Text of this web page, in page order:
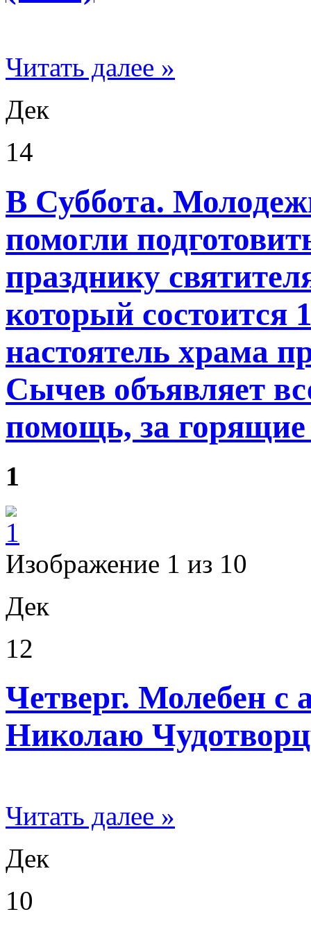
Читать далее »
Дек
14
В Суббота.
помогли
празднику
который состоится
настоятель храма
Сычев объявляет
помощь, за
1
Изображение 1 из 10
Дек
12
Четверг. Молебен с
Николаю
Читать далее »
Дек
10